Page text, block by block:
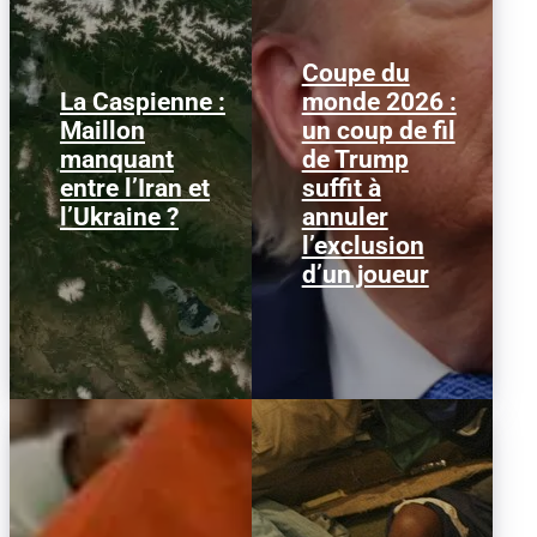
La Caspienne :
Maillon
manquant
entre l’Iran et
l’Ukraine ?
Samedi 25 juillet 2026,
des drones ukrainiens
ont frappé plusieurs
cibles en mer Caspienne,
parmi...
Coupe du
monde 2026 :
un coup de fil
de Trump
suffit à
annuler
l’exclusion
d’un joueur
Le 1er juillet 2026,
l'attaquant américain
Folarin Balogun recevait
un carton rouge
parfaitement...